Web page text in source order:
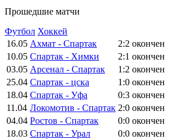
Прошедшие матчи
Футбол Хоккей
16.05 Ахмат - Спартак 2:2 окончен
10.05 Спартак - Химки 2:1 окончен
03.05 Арсенал - Спартак 1:2 окончен
25.04 Спартак - цска 1:0 окончен
18.04 Спартак - Уфа 0:3 окончен
11.04 Локомотив - Спартак 2:0 окончен
04.04 Ростов - Спартак 0:0 окончен
18.03 Спартак - Урал 0:0 окончен